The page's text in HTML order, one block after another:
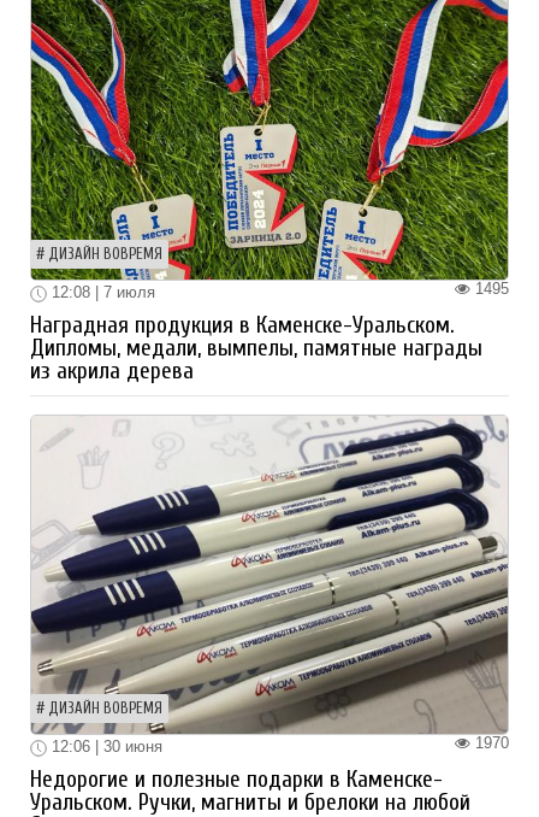
ДИЗАЙН ВОВРЕМЯ
1495
12:08 | 7 июля
Наградная продукция в Каменске-Уральском.
Дипломы, медали, вымпелы, памятные награды
из акрила дерева
ДИЗАЙН ВОВРЕМЯ
1970
12:06 | 30 июня
Недорогие и полезные подарки в Каменске-
Уральском. Ручки, магниты и брелоки на любой